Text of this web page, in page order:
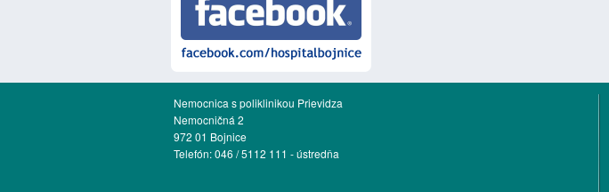
Nemocnica s poliklinikou Prievidza
Nemocničná 2
972 01 Bojnice
Telefón: 046 / 5112 111 - ústredňa